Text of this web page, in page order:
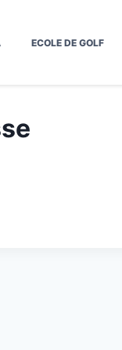
ECOLE DE GOLF